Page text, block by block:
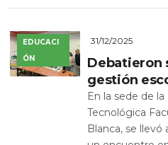
EDUCACI
ÓN
31/12/2025
Debatieron
gestión
En la sede de
Tecnológica
Blanca, se llevó